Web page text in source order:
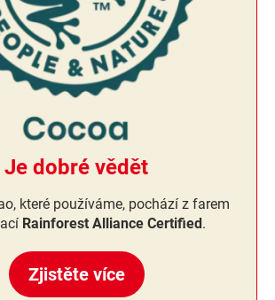
Je dobré vědět
které používáme, pochází z farem
Rainforest Alliance Certified.
Zjistěte více